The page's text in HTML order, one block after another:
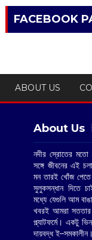
FACEBOOK
ABOUT US
About Us
নদীর স্রোতের মতো
সঙ্গে জীবনের এই
মন তারই খোঁজ পেতে
সুলুকসন্ধান দিতে
মধ্যে যেগুলি আম
খবরই আমরা
প্ল্যাটফর্মে। একটু
দায়বদ্ধ ই–সমকালীন।